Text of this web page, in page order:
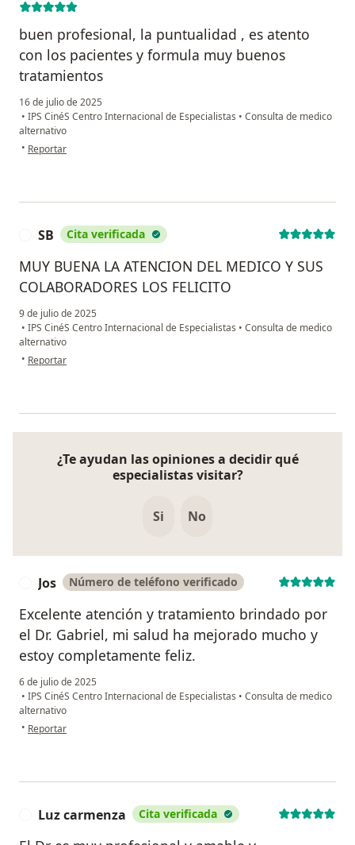
buen profesional, la puntualidad , es atento
con los pacientes y formula muy buenos
tratamientos
16 de julio de 2025
• IPS CinéS Centro Internacional de Especialistas • Consulta de medico
alternativo
• en opinión del usuario hedy vargas
Reportar
SB Cita verificada
MUY BUENA LA ATENCION DEL MEDICO Y SUS
COLABORADORES LOS FELICITO
9 de julio de 2025
• IPS CinéS Centro Internacional de Especialistas • Consulta de medico
alternativo
• en opinión del usuario SB
Reportar
¿Te ayudan las opiniones a decidir qué
especialistas visitar?
Si No
Jos Número de teléfono verificado
Excelente atención y tratamiento brindado por
el Dr. Gabriel, mi salud ha mejorado mucho y
estoy completamente feliz.
6 de julio de 2025
• IPS CinéS Centro Internacional de Especialistas • Consulta de medico
alternativo
• en opinión del usuario Jos
Reportar
Luz carmenza Cita verificada